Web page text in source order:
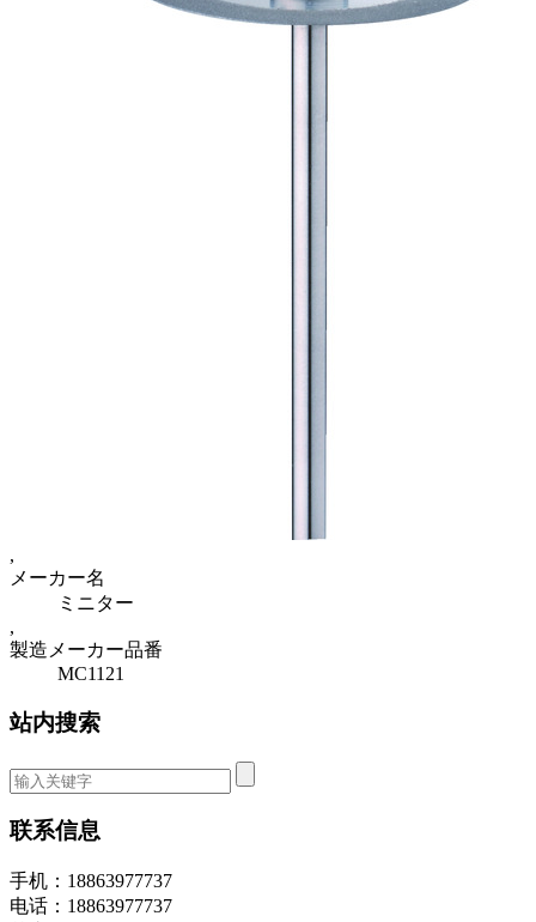
,
メーカー名
ミニター
,
製造メーカー品番
MC1121
站内搜索
联系信息
手机：18863977737
电话：18863977737